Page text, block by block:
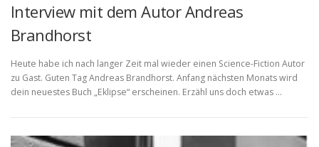
Interview mit dem Autor Andreas
Brandhorst
Heute habe ich nach langer Zeit mal wieder einen Science-Fiction Autor
zu Gast. Guten Tag Andreas Brandhorst. Anfang nächsten Monats wird
dein neuestes Buch „Eklipse“ erscheinen. Erzähl uns doch etwas …